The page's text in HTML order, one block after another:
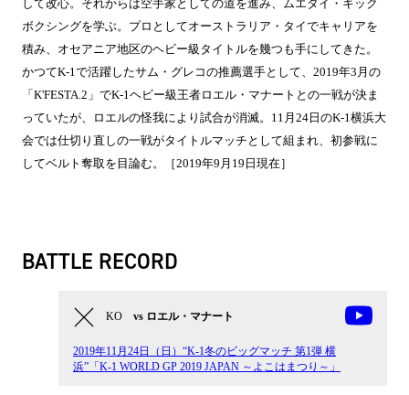
して改心。それからは空手家としての道を進み、ムエタイ・キック
ボクシングを学ぶ。プロとしてオーストラリア・タイでキャリアを
積み、オセアニア地区のヘビー級タイトルを幾つも手にしてきた。
かつてK-1で活躍したサム・グレコの推薦選手として、2019年3月の
「K'FESTA.2」でK-1ヘビー級王者ロエル・マナートとの一戦が決ま
っていたが、ロエルの怪我により試合が消滅。11月24日のK-1横浜大
会では仕切り直しの一戦がタイトルマッチとして組まれ、初参戦に
してベルト奪取を目論む。［2019年9月19日現在］
BATTLE RECORD
KO vs ロエル・マナート
2019年11月24日（日）“K-1冬のビッグマッチ 第1弾 横
浜”「K-1 WORLD GP 2019 JAPAN ～よこはまつり～」